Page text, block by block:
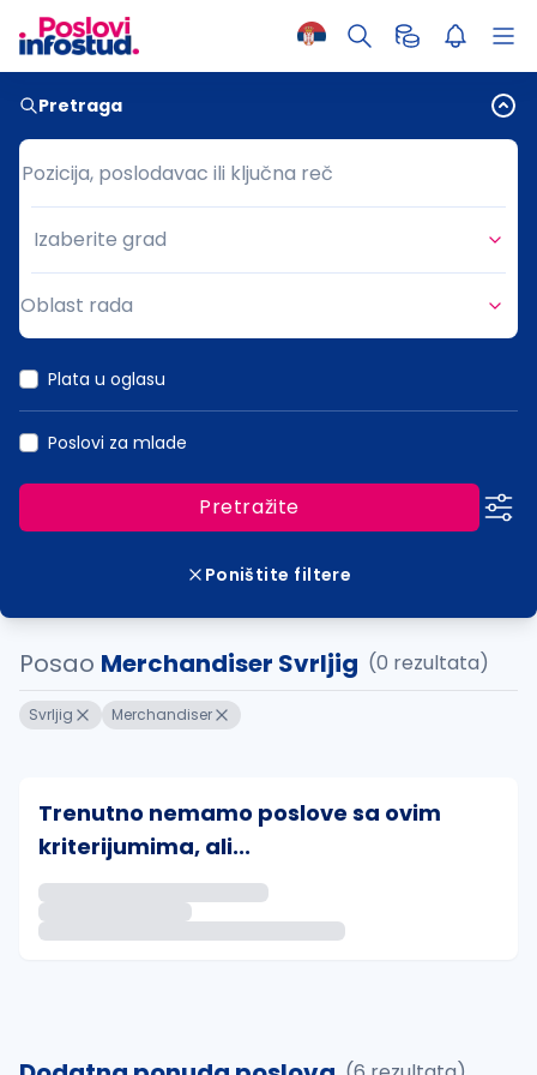
Pretraga
Pozicija, poslodavac ili ključna reč
Pozicija, poslodavac ili ključna reč
Grad
Izaberite grad
Oblast rada
Plata u oglasu
Poslovi za mlade
Pretražite
Poništite filtere
Posao Merchandiser Svrljig (0 rezultata)
Svrljig Merchandiser
Trenutno nemamo poslove sa ovim
kriterijumima, ali...